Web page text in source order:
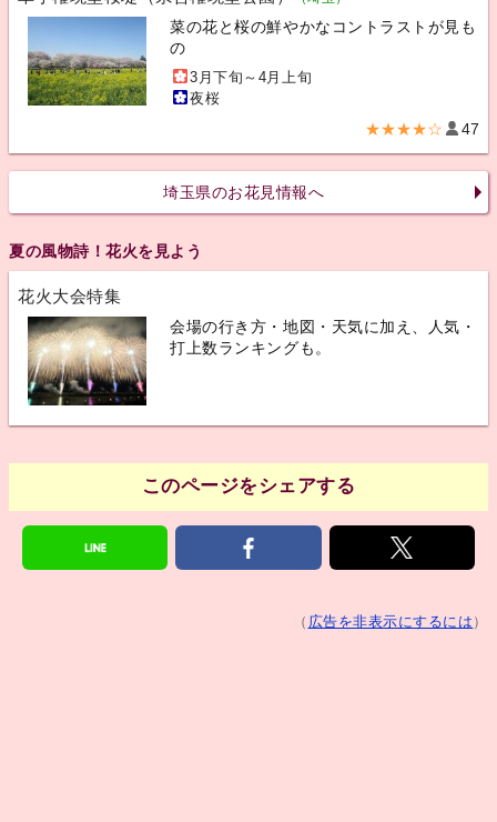
菜の花と桜の鮮やかなコントラストが見も
の
3月下旬～4月上旬
夜桜
★★★★☆ 47
埼玉県のお花見情報へ
夏の風物詩！花火を見よう
花火大会特集
会場の行き方・地図・天気に加え、人気・
打上数ランキングも。
このページをシェアする
（ 広告を非表示にするには ）